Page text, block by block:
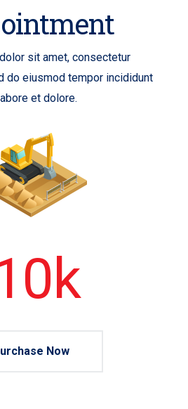
sit amet, consectetur
do eiusmod tempor incididunt
et dolore.
Now